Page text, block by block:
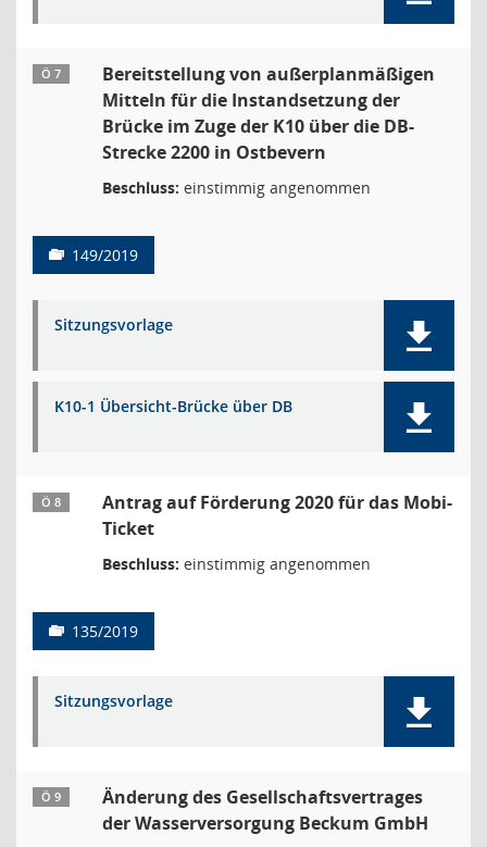
Ö 7
Bereitstellung von außerplanmäßigen
Mitteln für die Instandsetzung der
Brücke im Zuge der K10 über die DB-
Strecke 2200 in Ostbevern
Beschluss: einstimmig angenommen
149/2019
Sitzungsvorlage
K10-1 Übersicht-Brücke über DB
Ö 8
Antrag auf Förderung 2020 für das Mobi-
Ticket
Beschluss: einstimmig angenommen
135/2019
Sitzungsvorlage
Ö 9
Änderung des Gesellschaftsvertrages
der Wasserversorgung Beckum GmbH